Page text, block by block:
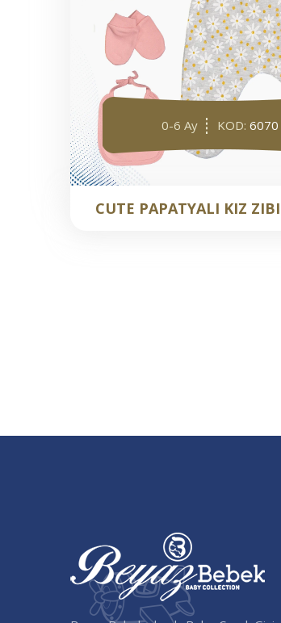
0-6 Ay KOD: 6070
CUTE PAPATYALI KIZ